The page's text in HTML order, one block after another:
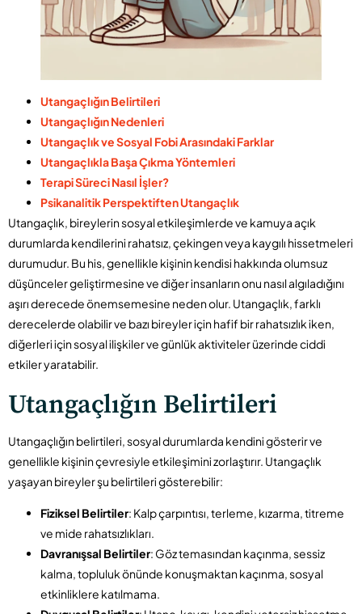
Utangaçlığın Belirtileri
Utangaçlığın Nedenleri
Utangaçlık ve Sosyal Fobi Arasındaki Farklar
Utangaçlıkla Başa Çıkma Yöntemleri
Terapi Süreci Nasıl İşler?
Psikanalitik Perspektiften Utangaçlık
Utangaçlık, bireylerin sosyal etkileşimlerde ve kamuya açık
durumlarda kendilerini rahatsız, çekingen veya kaygılı hissetmeleri
durumudur. Bu his, genellikle kişinin kendisi hakkında olumsuz
düşünceler geliştirmesine ve diğer insanların onu nasıl algıladığını
aşırı derecede önemsemesine neden olur. Utangaçlık, farklı
derecelerde olabilir ve bazı bireyler için hafif bir rahatsızlık iken,
diğerleri için sosyal ilişkiler ve günlük aktiviteler üzerinde ciddi
etkiler yaratabilir.
Utangaçlığın Belirtileri
Utangaçlığın belirtileri, sosyal durumlarda kendini gösterir ve
genellikle kişinin çevresiyle etkileşimini zorlaştırır. Utangaçlık
yaşayan bireyler şu belirtileri gösterebilir:
Fiziksel Belirtiler: Kalp çarpıntısı, terleme, kızarma, titreme
ve mide rahatsızlıkları.
Davranışsal Belirtiler: Göz temasından kaçınma, sessiz
kalma, topluluk önünde konuşmaktan kaçınma, sosyal
etkinliklere katılmama.